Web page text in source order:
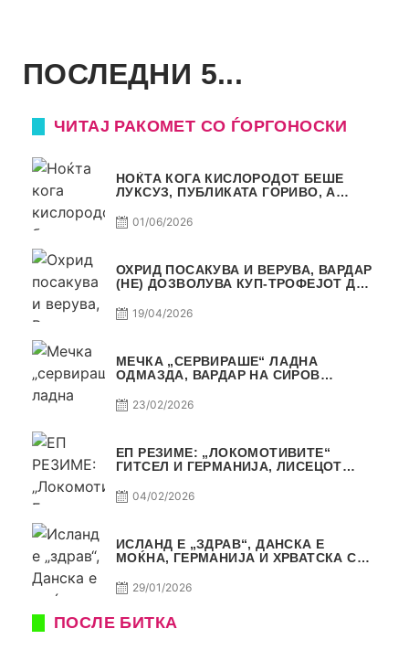
ПОСЛЕДНИ 5...
ЧИТАЈ РАКОМЕТ СО ЃОРГОНОСКИ
НОЌТА КОГА КИСЛОРОДОТ БЕШЕ
ЛУКСУЗ, ПУБЛИКАТА ГОРИВО, А
01/06/2026
ОХРИД ПОСАКУВА И ВЕРУВА, ВАРДАР
(НЕ) ДОЗВОЛУВА КУП-ТРОФЕЈОТ ДА
19/04/2026
МЕЧКА „СЕРВИРАШЕ“ ЛАДНА
ОДМАЗДА, ВАРДАР НА СИРОВ
АВТОКОМАНДА
23/02/2026
ЕП РЕЗИМЕ: „ЛОКОМОТИВИТЕ“
ГИТСЕЛ И ГЕРМАНИЈА, ЛИСЕЦОТ
04/02/2026
ИСЛАНД Е „ЗДРАВ“, ДАНСКА Е
МОЌНА, ГЕРМАНИЈА И ХРВАТСКА СЕ
29/01/2026
ПОСЛЕ БИТКА